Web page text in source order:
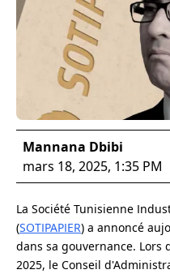
Mannana Dbibi
mars 18, 2025, 1:35 PM
La Société Tunisienne
(SOTIPAPIER) a annoncé
dans sa gouvernance. Lors
2025, le Conseil